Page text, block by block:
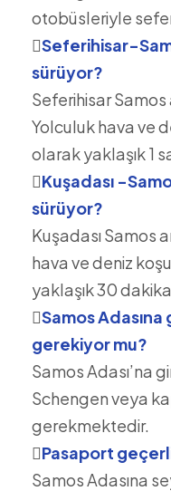
otobüsleriyle
Seferihisar-
sürüyor?
Seferihisar Samos
Yolculuk hava ve
olarak yaklaşık 1
Kuşadası -
sürüyor?
Kuşadası Samos
hava ve deniz
yaklaşık 30
Samos
gerekiyor mu?
Samos Adası’na
Schengen veya
gerekmektedir.
Pasaport
Samos Adasına